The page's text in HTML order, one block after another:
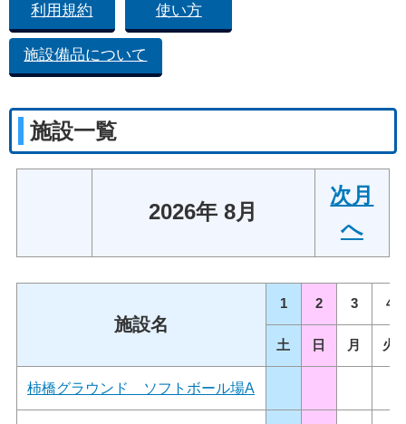
利用規約 使い方
施設備品について
施設一覧
2026年 8月
次月
へ
施設名
1 2 3 4
土 日 月 火
柿橋グラウンド ソフトボール場A